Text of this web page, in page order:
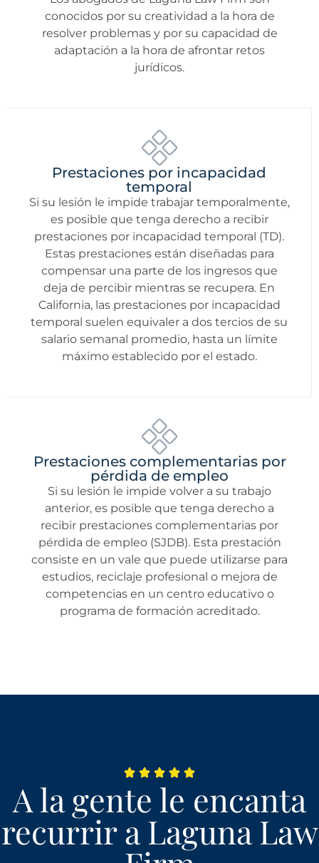
conocidos por su creatividad a la hora de
resolver problemas y por su capacidad de
adaptación a la hora de afrontar retos
jurídicos.
Prestaciones por incapacidad
temporal
Si su lesión le impide trabajar temporalmente,
es posible que tenga derecho a recibir
prestaciones por incapacidad temporal (TD).
Estas prestaciones están diseñadas para
compensar una parte de los ingresos que
deja de percibir mientras se recupera. En
California, las prestaciones por incapacidad
temporal suelen equivaler a dos tercios de su
salario semanal promedio, hasta un límite
máximo establecido por el estado.
Prestaciones complementarias por
pérdida de empleo
Si su lesión le impide volver a su trabajo
anterior, es posible que tenga derecho a
recibir prestaciones complementarias por
pérdida de empleo (SJDB). Esta prestación
consiste en un vale que puede utilizarse para
estudios, reciclaje profesional o mejora de
competencias en un centro educativo o
programa de formación acreditado.
A la gente le encanta
recurrir a Laguna Law